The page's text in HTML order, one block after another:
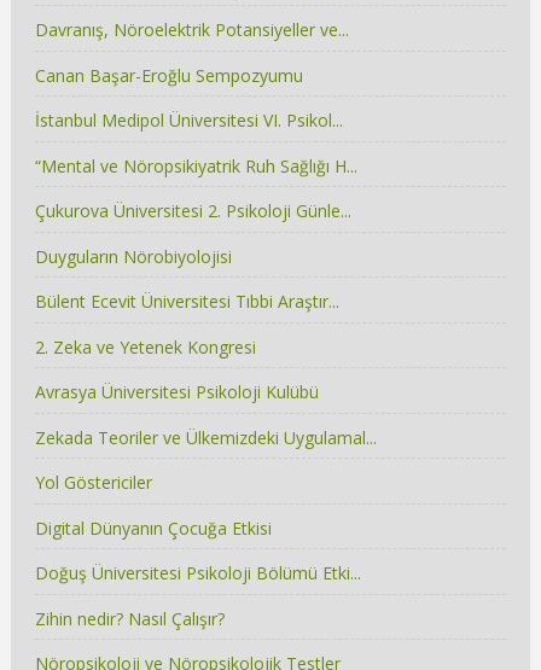
Davranış, Nöroelektrik Potansiyeller ve...
Canan Başar-Eroğlu Sempozyumu
İstanbul Medipol Üniversitesi VI. Psikol...
“Mental ve Nöropsikiyatrik Ruh Sağlığı H...
Çukurova Üniversitesi 2. Psikoloji Günle...
Duyguların Nörobiyolojisi
Bülent Ecevit Üniversitesi Tıbbi Araştır...
2. Zeka ve Yetenek Kongresi
Avrasya Üniversitesi Psikoloji Kulübü
Zekada Teoriler ve Ülkemizdeki Uygulamal...
Yol Göstericiler
Digital Dünyanın Çocuğa Etkisi
Doğuş Üniversitesi Psikoloji Bölümü Etki...
Zihin nedir? Nasıl Çalışır?
Nöropsikoloji ve Nöropsikolojik Testler